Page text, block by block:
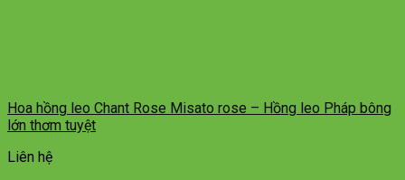
Hoa hồng leo Chant Rose Misato rose – Hồng leo Pháp bông
lớn thơm tuyệt
Liên hệ